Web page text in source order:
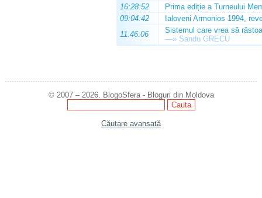
16:28:52
Prima ediție a Turneului
09:04:42
Ialoveni Armonios 1994,
11:46:06
Sistemul care vrea să
—» Sandu GRECU
© 2007 – 2026. BlogoSfera - Bloguri din Moldova
Căutare avansată